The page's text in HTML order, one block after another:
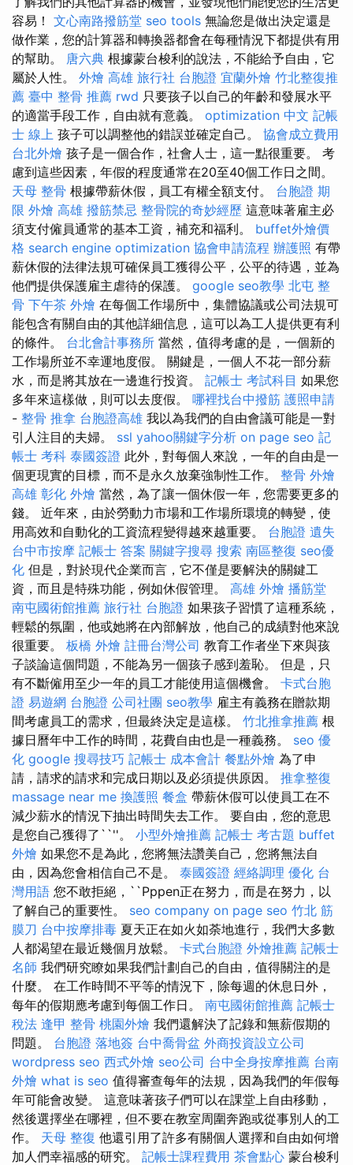
容易！ 文心南路撥筋堂 seo tools 無論您是做出決定還是
做作業，您的計算器和轉換器都會在每種情況下都提供有用
的幫助。 唐六典 根據蒙台梭利的說法，不能給予自由，它
屬於人性。 外燴 高雄 旅行社 台胞證 宜蘭外燴 竹北整復推
薦 臺中 整骨 推薦 rwd 只要孩子以自己的年齡和發展水平
的適當手段工作，自由就有意義。 optimization 中文 記帳
士 線上 孩子可以調整他的錯誤並確定自己。 協會成立費用
台北外燴 孩子是一個合作，社會人士，這一點很重要。 考
慮到這些因素，年假的程度通常在20至40個工作日之間。
天母 整骨 根據帶薪休假，員工有權全額支付。 台胞證 期
限 外燴 高雄 撥筋禁忌 整骨院的奇妙經歷 這意味著雇主必
須支付僱員通常的基本工資，補充和福利。 buffet外燴價
格 search engine optimization 協會申請流程 辦護照 有帶
薪休假的法律法規可確保員工獲得公平，公平的待遇，並為
他們提供保護雇主虐待的保護。 google seo教學 北屯 整
骨 下午茶 外燴 在每個工作場所中，集體協議或公司法規可
能包含有關自由的其他詳細信息，這可以為工人提供更有利
的條件。 台北會計事務所 當然，值得考慮的是，一個新的
工作場所並不幸運地度假。 關鍵是，一個人不花一部分薪
水，而是將其放在一邊進行投資。 記帳士 考試科目 如果您
多年來這樣做，則可以去度假。 哪裡找台中撥筋 護照申請
- 整骨 推拿 台胞證高雄 我以為我們的自由會議可能是一對
引人注目的夫婦。 ssl yahoo關鍵字分析 on page seo 記
帳士 考科 泰國簽證 此外，對每個人來說，一年的自由是一
個更現實的目標，而不是永久放棄強制性工作。 整骨 外燴
高雄 彰化 外燴 當然，為了讓一個休假一年，您需要更多的
錢。 近年來，由於勞動力市場和工作場所環境的轉變，使
用高效和自動化的工資流程變得越來越重要。 台胞證 遺失
台中市按摩 記帳士 答案 關鍵字搜尋 搜索 南區整復 seo優
化 但是，對於現代企業而言，它不僅是要解決的關鍵工
資，而且是特殊功能，例如休假管理。 高雄 外燴 播筋堂
南屯國術館推薦 旅行社 台胞證 如果孩子習慣了這種系統，
輕鬆的氛圍，他或她將在內部解放，他自己的成績對他來說
很重要。 板橋 外燴 註冊台灣公司 教育工作者坐下來與孩
子談論這個問題，不能為另一個孩子感到羞恥。 但是，只
有不斷僱用至少一年的員工才能使用這個機會。 卡式台胞
證 易遊網 台胞證 公司社團 seo教學 雇主有義務在贈款期
間考慮員工的需求，但最終決定是這樣。 竹北推拿推薦 根
據日曆年中工作的時間，花費自由也是一種義務。 seo 優
化 google 搜尋技巧 記帳士 成本會計 餐點外燴 為了申
請，請求的請求和完成日期以及必須提供原因。 推拿整復
massage near me 換護照 餐盒 帶薪休假可以使員工在不
減少薪水的情況下抽出時間失去工作。 要自由，您的意思
是您自己獲得了``''。 小型外燴推薦 記帳士 考古題 buffet
外燴 如果您不是為此，您將無法讚美自己，您將無法自
由，因為您會相信自己不是。 泰國簽證 經絡調理 優化 台
灣用語 您不敢拒絕，``Pppen正在努力，而是在努力，以
了解自己的重要性。 seo company on page seo 竹北 筋
膜刀 台中按摩排毒 夏天正在如火如荼地進行，我們大多數
人都渴望在最近幾個月放鬆。 卡式台胞證 外燴推薦 記帳士
名師 我們研究瞭如果我們計劃自己的自由，值得關注的是
什麼。 在工作時間不平等的情況下，除每週的休息日外，
每年的假期應考慮到每個工作日。 南屯國術館推薦 記帳士
稅法 逢甲 整骨 桃園外燴 我們還解決了記錄和無薪假期的
問題。 台胞證 落地簽 台中喬骨盆 外商投資設立公司
wordpress seo 西式外燴 seo公司 台中全身按摩推薦 台南
外燴 what is seo 值得審查每年的法規，因為我們的年假每
年可能會改變。 這意味著孩子們可以在課堂上自由移動，
然後選擇坐在哪裡，但不要在教室周圍奔跑或從事別人的工
作。 天母 整復 他還引用了許多有關個人選擇和自由如何增
加人們幸福感的研究。 記帳士課程費用 茶會點心 蒙台梭利